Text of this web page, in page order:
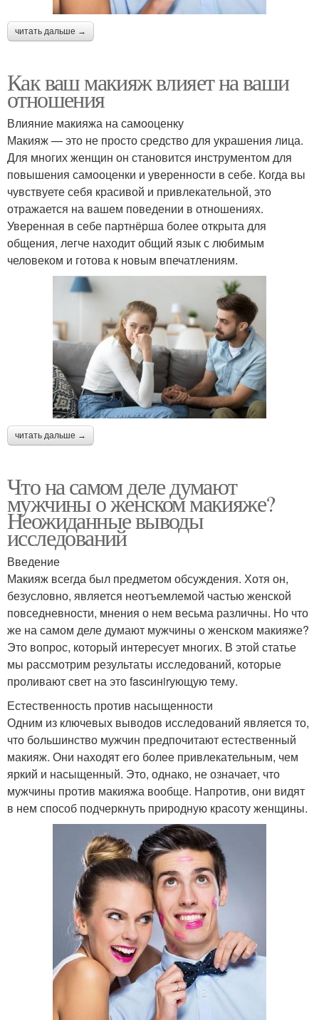
читать дальше →
Как ваш макияж влияет на ваши
отношения
Влияние макияжа на самооценку
Макияж — это не просто средство для украшения лица.
Для многих женщин он становится инструментом для
повышения самооценки и уверенности в себе. Когда вы
чувствуете себя красивой и привлекательной, это
отражается на вашем поведении в отношениях.
Уверенная в себе партнёрша более открыта для
общения, легче находит общий язык с любимым
человеком и готова к новым впечатлениям.
читать дальше →
Что на самом деле думают
мужчины о женском макияже?
Неожиданные выводы
исследований
Введение
Макияж всегда был предметом обсуждения. Хотя он,
безусловно, является неотъемлемой частью женской
повседневности, мнения о нем весьма различны. Но что
же на самом деле думают мужчины о женском макияже?
Это вопрос, который интересует многих. В этой статье
мы рассмотрим результаты исследований, которые
проливают свет на это fascинirующую тему.
Естественность против насыщенности
Одним из ключевых выводов исследований является то,
что большинство мужчин предпочитают естественный
макияж. Они находят его более привлекательным, чем
яркий и насыщенный. Это, однако, не означает, что
мужчины против макияжа вообще. Напротив, они видят
в нем способ подчеркнуть природную красоту женщины.